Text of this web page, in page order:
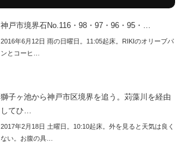
神戸市境界石No.116・98・97・96・95・…
2016年6月12日 雨の日曜日。11:05起床。RIKIのオリーブパ
ンとコーヒ…
獅子ヶ池から神戸市区境界を追う。苅藻川を経由
してひ…
2017年2月18日 土曜日。10:10起床。外を見ると天気は良く
ない。お腹の具…